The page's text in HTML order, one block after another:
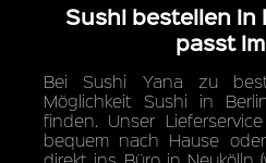
Sushi bestellen in
passt
Bei Sushi Yana zu
Möglichkeit Sushi in
finden. Unser
bequem nach Hause